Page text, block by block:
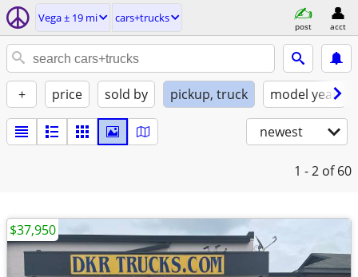
Vega ± 19 mi cars+trucks
post acct
+ price sold by pickup, truck model year
newest
1 - 2 of 60
$37,950